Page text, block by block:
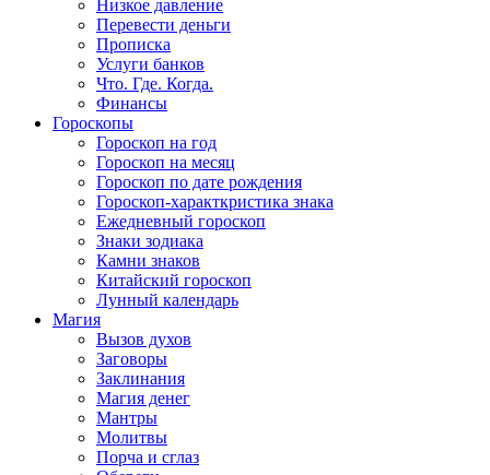
Низкое давление
Перевести деньги
Прописка
Услуги банков
Что. Где. Когда.
Финансы
Гороскопы
Гороскоп на год
Гороскоп на месяц
Гороскоп по дате рождения
Гороскоп-характкристика знака
Ежедневный гороскоп
Знаки зодиака
Камни знаков
Китайский гороскоп
Лунный календарь
Магия
Вызов духов
Заговоры
Заклинания
Магия денег
Мантры
Молитвы
Порча и сглаз